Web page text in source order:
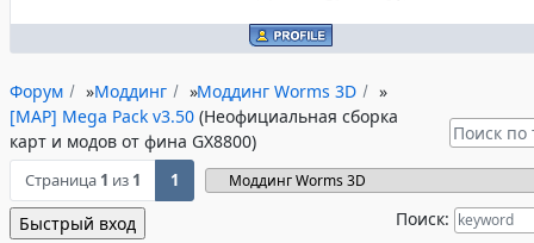
Форум »Моддинг »Моддинг Worms 3D
»
[MAP] Mega Pack v3.50 (Неофициальная сборка
карт и модов от фина GX8800)
Страница 1 из 1 1
Поиск: